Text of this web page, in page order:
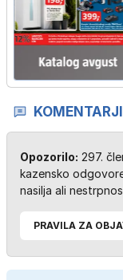
KOMENTARJI
Opozorilo: 297.
kazensko
nasilja ali
PRAVILA ZA